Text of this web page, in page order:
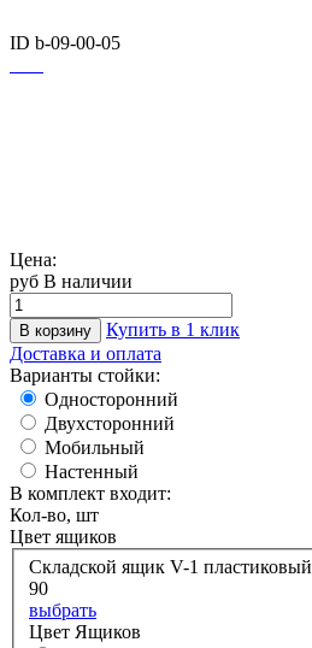
ID b-09-00-05
Цена:
руб В наличии
В корзину
Купить в 1 клик
Доставка и оплата
Варианты стойки:
Односторонний
Двухсторонний
Мобильный
Настенный
В комплект входит:
Кол-во, шт
Цвет ящиков
Складской ящик V-1 пластиковый
90
выбрать
Цвет Ящиков